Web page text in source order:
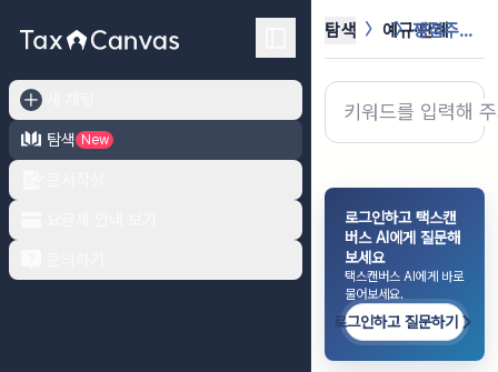
탐색
New
탐색 예규·판례 쟁점주식에 대하여 최대주주 등 할증평...
로그인하고 택스캔
버스 AI에게 질문해
보세요
택스캔버스 AI에게 바로
물어보세요.
로그인하고 질문하기